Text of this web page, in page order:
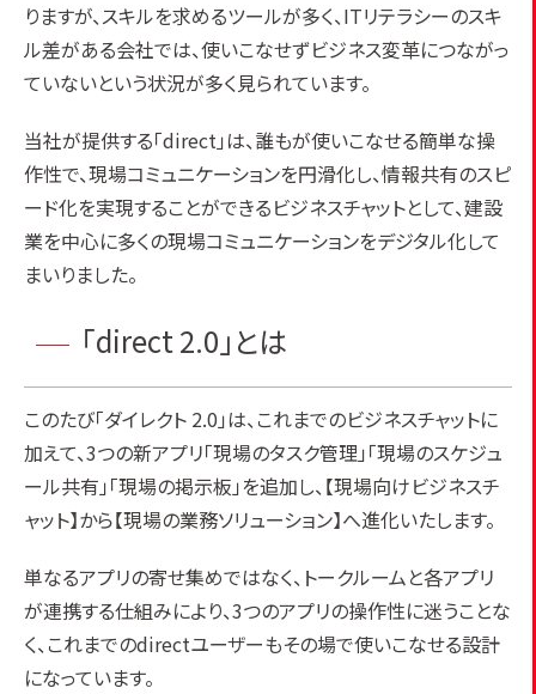
りますが、スキルを求めるツールが多く、ITリテラシーのスキ
ル差がある会社では、使いこなせずビジネス変革につながっ
ていないという状況が多く見られています。
当社が提供する「direct」は、誰もが使いこなせる簡単な操
作性で、現場コミュニケーションを円滑化し、情報共有のスピ
ード化を実現することができるビジネスチャットとして、建設
業を中心に多くの現場コミュニケーションをデジタル化して
まいりました。
「direct 2.0」とは
このたび「ダイレクト 2.0」は、これまでのビジネスチャットに
加えて、3つの新アプリ「現場のタスク管理」「現場のスケジュ
ール共有」「現場の掲示板」を追加し、【現場向けビジネスチ
ャット】から【現場の業務ソリューション】へ進化いたします。
単なるアプリの寄せ集めではなく、トークルームと各アプリ
が連携する仕組みにより、3つのアプリの操作性に迷うことな
く、これまでのdirectユーザーもその場で使いこなせる設計
になっています。